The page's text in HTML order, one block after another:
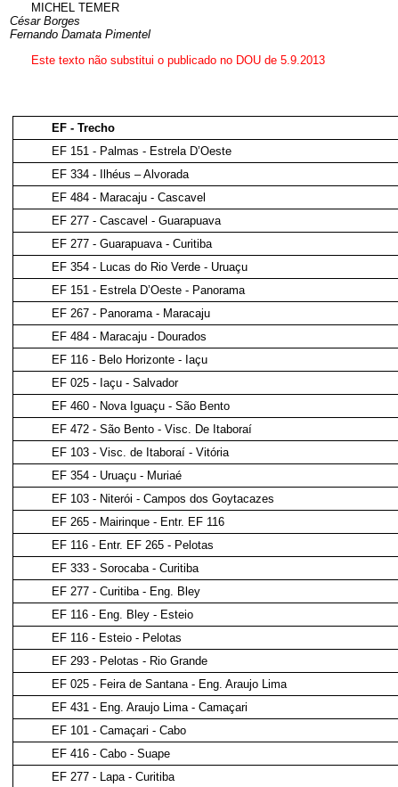
MICHEL TEMER
César Borges
Fernando Damata Pimentel
Este texto não substitui o publicado no DOU de 5.9.2013
EF - Trecho
EF 151 - Palmas - Estrela D’Oeste
EF 334 - Ilhéus – Alvorada
EF 484 - Maracaju - Cascavel
EF 277 - Cascavel - Guarapuava
EF 277 - Guarapuava - Curitiba
EF 354 - Lucas do Rio Verde - Uruaçu
EF 151 - Estrela D’Oeste - Panorama
EF 267 - Panorama - Maracaju
EF 484 - Maracaju - Dourados
EF 116 - Belo Horizonte - Iaçu
EF 025 - Iaçu - Salvador
EF 460 - Nova Iguaçu - São Bento
EF 472 - São Bento - Visc. De Itaboraí
EF 103 - Visc. de Itaboraí - Vitória
EF 354 - Uruaçu - Muriaé
EF 103 - Niterói - Campos dos Goytacazes
EF 265 - Mairinque - Entr. EF 116
EF 116 - Entr. EF 265 - Pelotas
EF 333 - Sorocaba - Curitiba
EF 277 - Curitiba - Eng. Bley
EF 116 - Eng. Bley - Esteio
EF 116 - Esteio - Pelotas
EF 293 - Pelotas - Rio Grande
EF 025 - Feira de Santana - Eng. Araujo Lima
EF 431 - Eng. Araujo Lima - Camaçari
EF 101 - Camaçari - Cabo
EF 416 - Cabo - Suape
EF 277 - Lapa - Curitiba